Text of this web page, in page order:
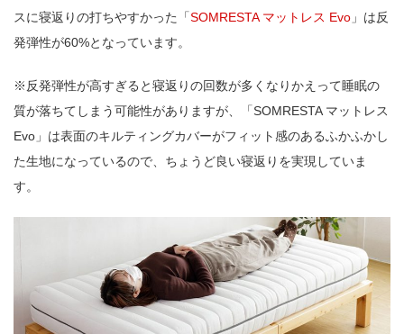
スに寝返りの打ちやすかった「SOMRESTA マットレス Evo 」は反
発弾性が60%となっています。
※反発弾性が高すぎると寝返りの回数が多くなりかえって睡眠の
質が落ちてしまう可能性がありますが、「SOMRESTA マットレス
Evo」は表面のキルティングカバーがフィット感のあるふかふかし
た生地になっているので、ちょうど良い寝返りを実現していま
す。